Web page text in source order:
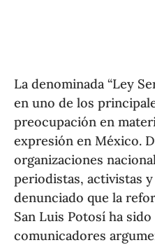
La denominada “Ley
en uno de los
preocupación en
expresión en México.
organizaciones
periodistas, activistas
denunciado que la
San Luis Potosí ha
comunicadores